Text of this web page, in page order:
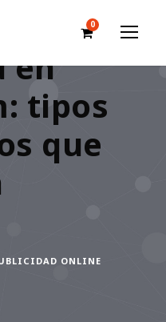
0
en
tipos
que
ONLINE